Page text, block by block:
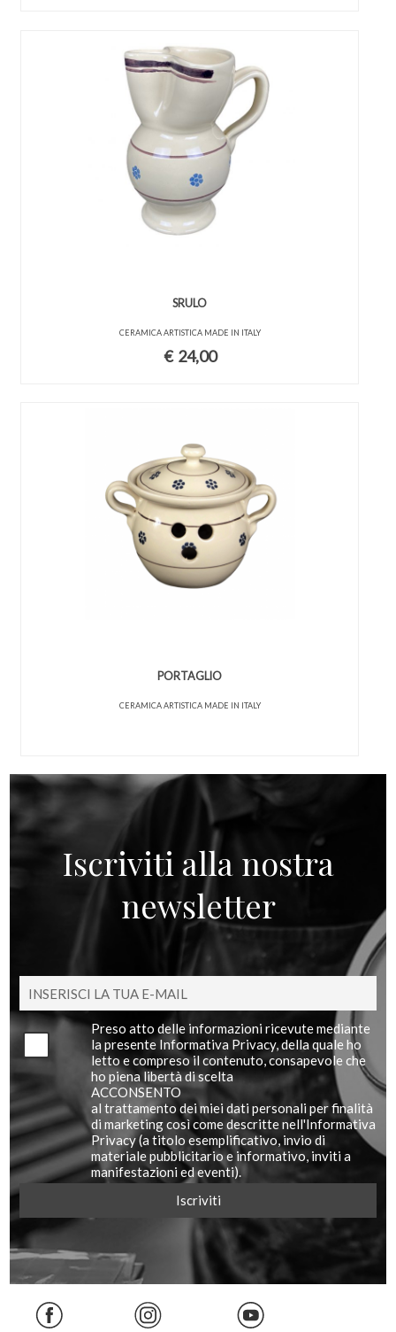
SRULO
CERAMICA ARTISTICA MADE IN ITALY
€ 24,00
PORTAGLIO
CERAMICA ARTISTICA MADE IN ITALY
Iscriviti alla nostra
newsletter
Preso atto delle informazioni ricevute mediante
la presente Informativa Privacy, della quale ho
letto e compreso il contenuto, consapevole che
ho piena libertà di scelta
ACCONSENTO
al trattamento dei miei dati personali per finalità
di marketing così come descritte nell'Informativa
Privacy (a titolo esemplificativo, invio di
materiale pubblicitario e informativo, inviti a
manifestazioni ed eventi).